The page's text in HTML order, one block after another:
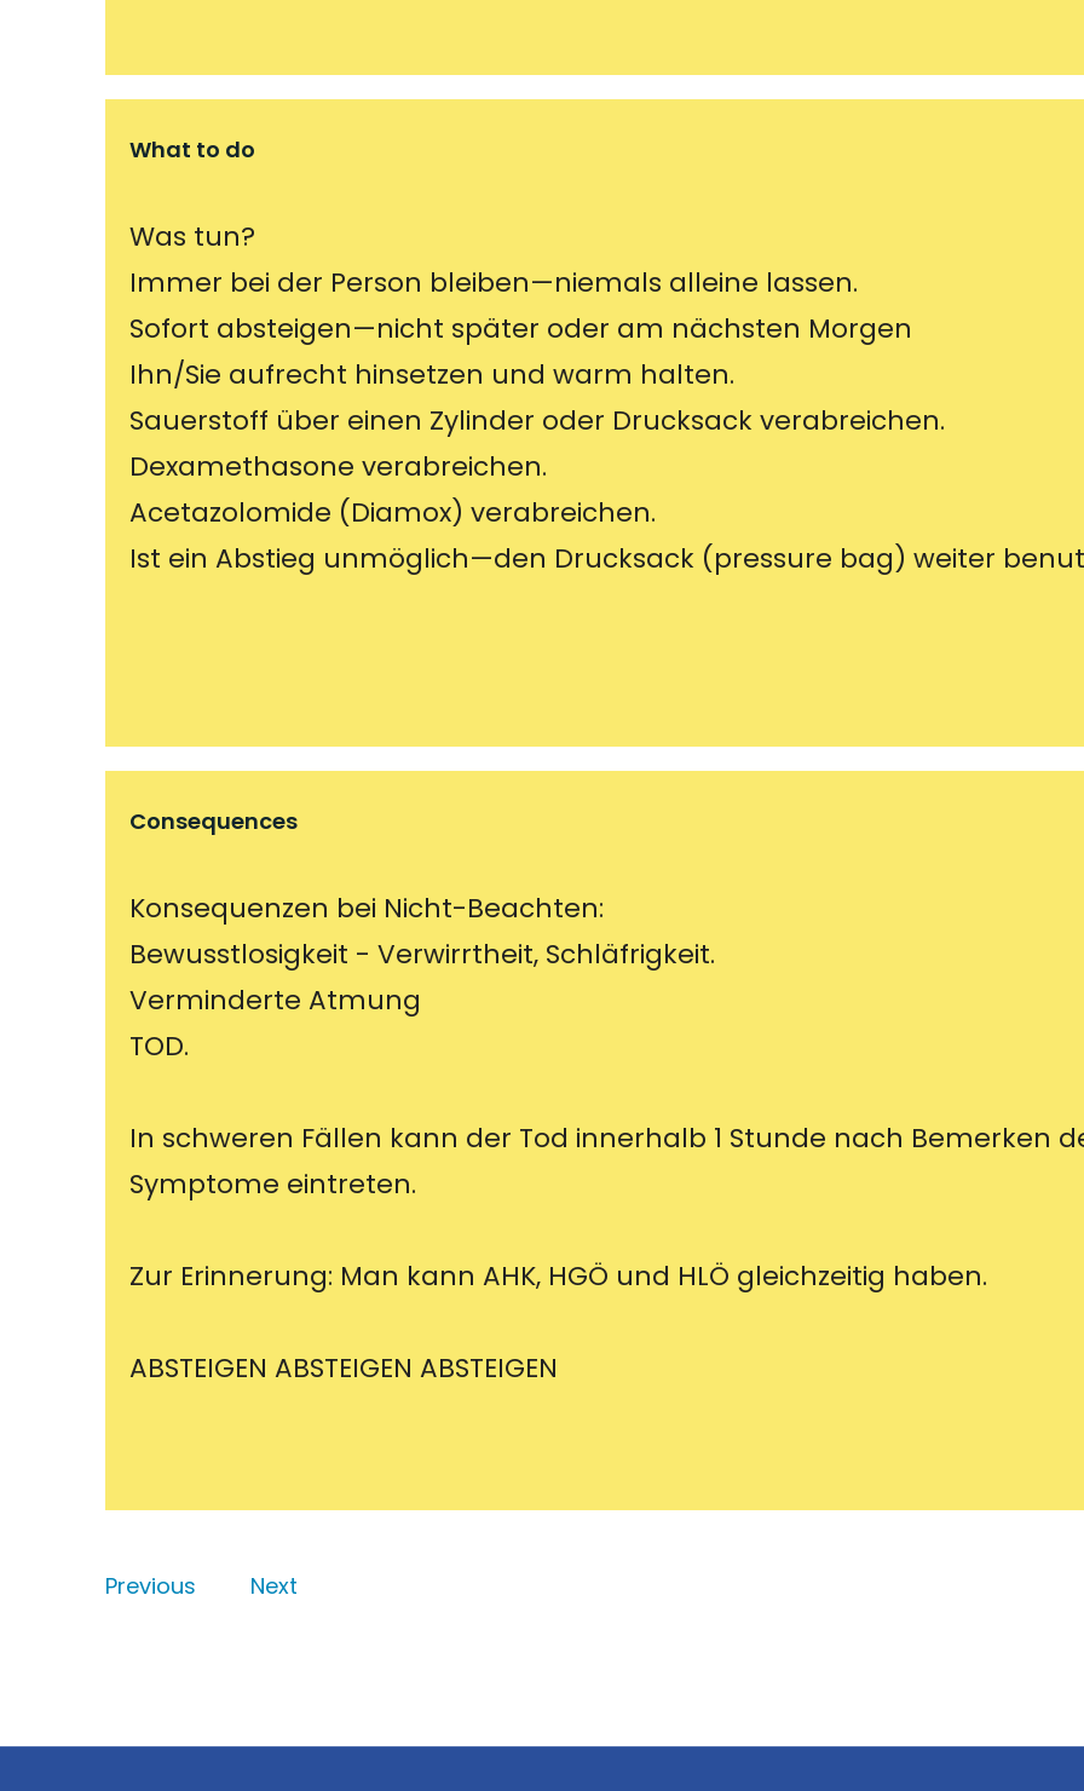
What to do
Was tun?
Immer bei der Person bleiben—niemals alleine lassen.
Sofort absteigen—nicht später oder am nächsten Morgen
Ihn/Sie aufrecht hinsetzen und warm halten.
Sauerstoff über einen Zylinder oder Drucksack verabreichen.
Dexamethasone verabreichen.
Acetazolomide (Diamox) verabreichen.
Ist ein Abstieg unmöglich—den Drucksack (pressure bag) weiter
Consequences
Konsequenzen bei Nicht-Beachten:
Bewusstlosigkeit - Verwirrtheit, Schläfrigkeit.
Verminderte Atmung
TOD.
In schweren Fällen kann der Tod innerhalb 1 Stunde nach Bemerken
Symptome eintreten.
Zur Erinnerung: Man kann AHK, HGÖ und HLÖ gleichzeitig haben.
ABSTEIGEN ABSTEIGEN ABSTEIGEN
Previous Next